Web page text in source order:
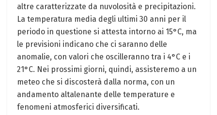
altre caratterizzate da nuvolosità e precipitazioni.
La temperatura media degli ultimi 30 anni per il
periodo in questione si attesta intorno ai 15°C, ma
le previsioni indicano che ci saranno delle
anomalie, con valori che oscilleranno tra i 4°C e i
21°C. Nei prossimi giorni, quindi, assisteremo a un
meteo che si discosterà dalla norma, con un
andamento altalenante delle temperature e
fenomeni atmosferici diversificati.